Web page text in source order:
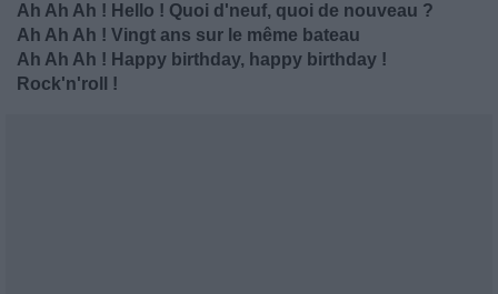
Ah Ah Ah ! Hello ! Quoi d'neuf, quoi de nouveau ?
Ah Ah Ah ! Vingt ans sur le même bateau
Ah Ah Ah ! Happy birthday, happy birthday !
Rock'n'roll !